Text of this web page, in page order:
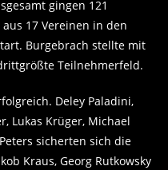
gingen 121
17 Vereinen in den
Burgebrach stellte mit
Teilnehmerfeld.
Deley Paladini,
Lukas Krüger, Michael
sicherten sich die
Kraus, Georg Rutkowsky